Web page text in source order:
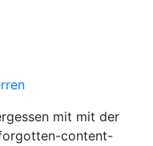
mit mit der
content-